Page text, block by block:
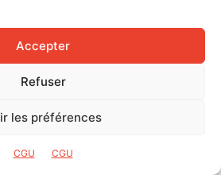
Accepter
Refuser
les préférences
CGU CGU
UN COMMENTAIRE